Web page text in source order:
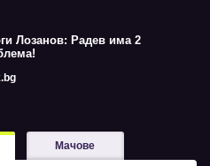
Лозанов: Радев има 2
Мачове